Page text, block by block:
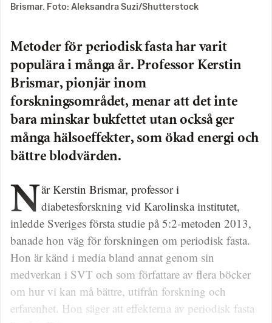
Brismar. Foto: Aleksandra Suzi/Shutterstock
Metoder för periodisk fasta har varit
populära i många år. Professor Kerstin
Brismar, pionjär inom
forskningsområdet, menar att det inte
bara minskar bukfettet utan också ger
många hälsoeffekter, som ökad energi och
bättre blodvärden.
När Kerstin Brismar, professor i diabetesforskning vid Karolinska institutet,
inledde Sveriges första studie på 5:2-metoden 2013,
banade hon väg för forskningen om periodisk fasta.
Hon är känd i media bland annat genom sin
medverkan i SVT och som författare av flera böcker
om hur vi kan må bättre, utifrån forskning och
erfarenhet. Hon säger att effekterna av periodisk fasta